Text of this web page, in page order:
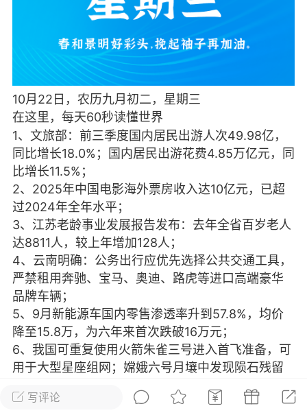
爆汗熊 卡卡动能素 无创溶斑术
美业357 芯诗妍
每次200金币 点击购买
师 小熊水光
爆汗熊
脂
卡卡动能素
建术
DRYY面膜 微晶溶斑术
爆款平台 Lv.8 靓号
加盟商
26 23:18
电脑端
闪充小白罐
本/双效闪充，养出紧致小白脸！一、项
充小白罐 = 闪充大白肌（仪器）× 草本
产品）×极光嫩肤啫喱（产品）这是一套
护...写评论
10月22日，农历九月初二，星期三
在这里，每天60秒读懂世界
1、文旅部：前三季度国内居民出游人次49.98亿，
同比增长18.0%；国内居民出游花费4.85万亿元，同
比增长11.5%；
2、2025年中国电影海外票房收入达10亿元，已超
过2024年全年水平；
3、江苏老龄事业发展报告发布：去年全省百岁老人
达8811人，较上年增加128人；
4、云南明确：公务出行应优先选择公共交通工具，
严禁租用奔驰、宝马、奥迪、路虎等进口高端豪华
品牌车辆；
5、9月新能源车国内零售渗透率升到57.8%，均价
降至15.8万，为六年来首次跌破16万元；
6、我国可重复使用火箭朱雀三号进入首飞准备，可
用于大型星座组网；嫦娥六号月壤中发现陨石残留
7、多家银行下调存款利率：有的直降80个基点 有